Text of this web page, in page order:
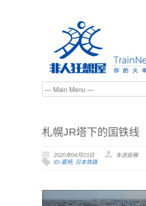
札幌JR塔下的国铁线
2020年04月23日
车迷投稿
ID-夏杨, 日本铁路